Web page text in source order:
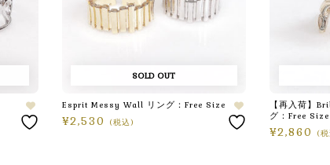
SOLD OUT
Esprit Messy Wall リング：Free Size
¥2,530 (税込)
【再入荷】
グ：Free Size
¥2,860 (